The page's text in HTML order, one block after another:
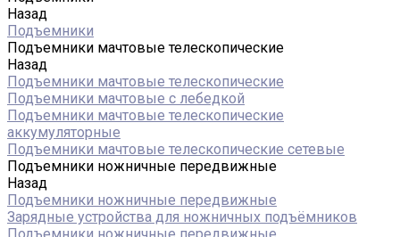
Назад
Подъемники
Подъемники мачтовые телескопические
Назад
Подъемники мачтовые телескопические
Подъемники мачтовые с лебедкой
Подъемники мачтовые телескопические
аккумуляторные
Подъемники мачтовые телескопические сетевые
Подъемники ножничные передвижные
Назад
Подъемники ножничные передвижные
Зарядные устройства для ножничных подъёмников